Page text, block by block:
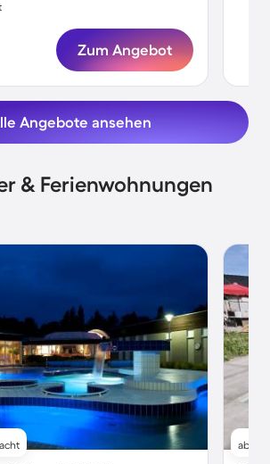
Zum Angebot
Angebote ansehen
& Ferienwohnungen
ab